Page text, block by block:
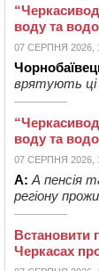
воду та
07 СЕРПНЯ 2026,
врятують ці
воду та
07 СЕРПНЯ 2026,
А: А пенсія
регіону
Встановити
Черкасах